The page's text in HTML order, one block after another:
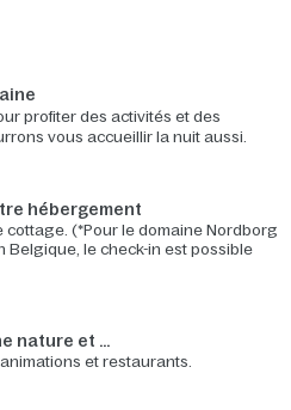
profiter des activités et des
vous accueillir la nuit aussi.
hébergement
cottage. (*Pour le domaine Nordborg
Belgique, le check-in est possible
nature et …
et restaurants.